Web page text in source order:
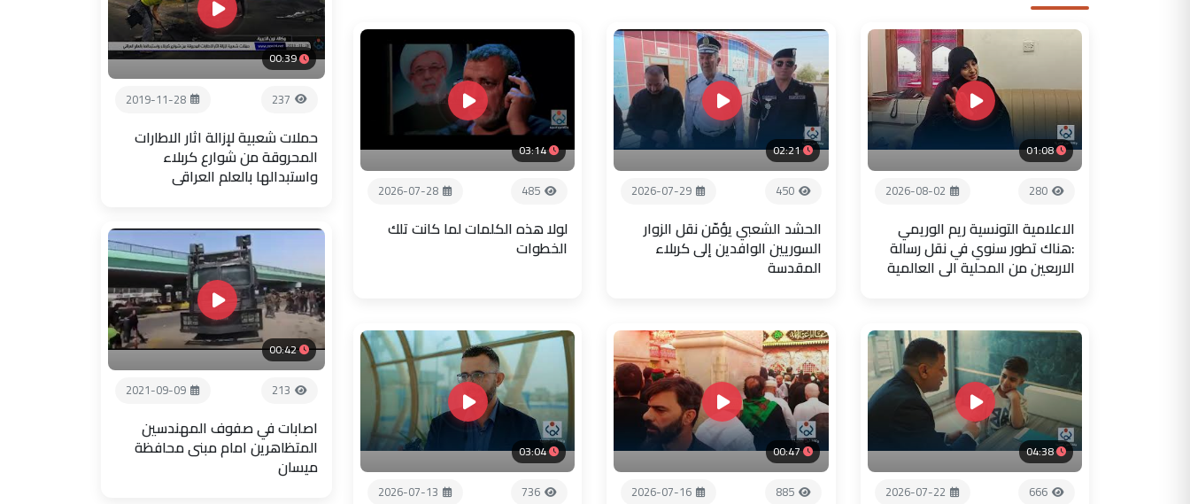
01:08
280
2026-08-02
الاعلامية التونسية ريم الوريمي
:هناك تطور سنوي في نقل رسالة
الاربعين من المحلية الى العالمية
02:21
450
2026-07-29
الحشد الشعبي يؤمّن نقل الزوار
السوريين الوافدين إلى كربلاء
المقدسة
03:14
485
2026-07-28
لولا هذه الكلمات لما كانت تلك
الخطوات
04:38
666
2026-07-22
00:47
885
2026-07-16
03:04
736
2026-07-13
00:39
237
2019-11-28
حملات شعبية لإزالة اثار الاطارات
المحروقة من شوارع كربلاء
واستبدالها بالعلم العراقي
00:42
213
2021-09-09
اصابات في صفوف المهندسين
المتظاهرين امام مبنى محافظة
ميسان